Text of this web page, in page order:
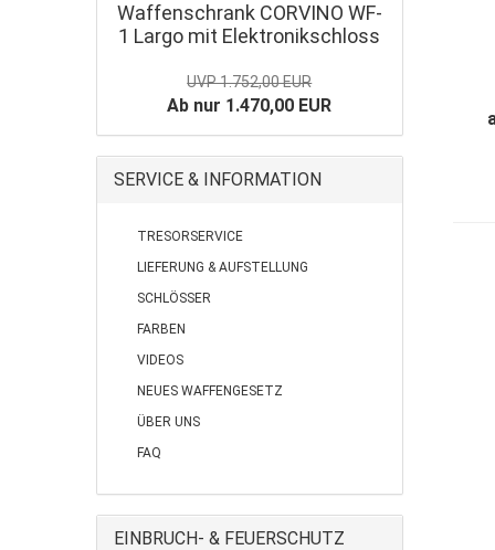
Waffenschrank CORVINO WF-
1 Largo mit Elektronikschloss
UVP 1.752,00 EUR
Ab nur 1.470,00 EUR
SERVICE & INFORMATION
TRESORSERVICE
LIEFERUNG & AUFSTELLUNG
SCHLÖSSER
FARBEN
VIDEOS
NEUES WAFFENGESETZ
ÜBER UNS
FAQ
EINBRUCH- & FEUERSCHUTZ